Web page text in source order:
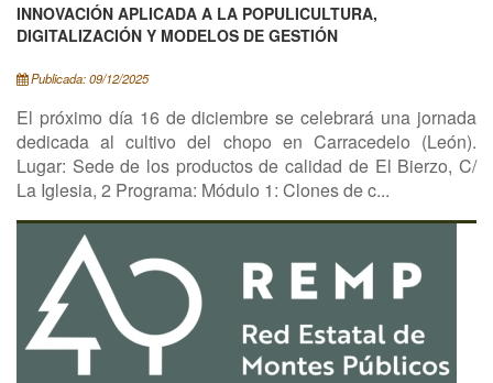
INNOVACIÓN APLICADA A LA POPULICULTURA,
DIGITALIZACIÓN Y MODELOS DE GESTIÓN
Publicada: 09/12/2025
El próximo día 16 de diciembre se celebrará una jornada
dedicada al cultivo del chopo en Carracedelo (León).
Lugar: Sede de los productos de calidad de El Bierzo, C/
La Iglesia, 2 Programa: Módulo 1: Clones de c...